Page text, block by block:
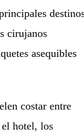
cirujanos
asequibles
costar entre
hotel, los